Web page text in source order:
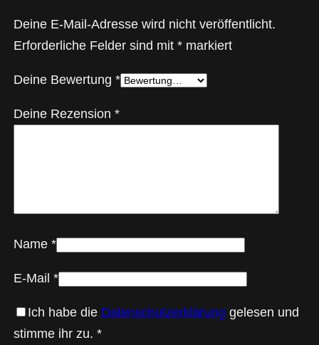
M
a
o
r
f
r
Deine E-Mail-Adresse wird nicht veröffentlicht.
Erforderliche Felder sind mit *markiert
Deine Bewertung *
Deine Rezension *
Name *
E-Mail *
Ich habe die Datenschutzerklärung gelesen und
stimme ihr zu. *